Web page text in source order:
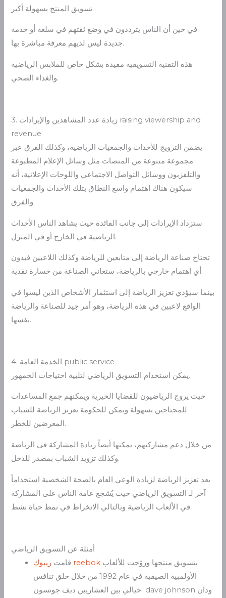
تسويق المنتج بسهولة أكبر.
في حين أن الناس يترددون في وضع ثقتهم في سلعة أو خدمة
جديدة ليس لديهم معرفة مباشرة بها.
هذه التقنية التسويقية مفيدة بشكل خاص للملابس الرياضية
والغذاء الصحي.
3. زيادة عدد المشاهدين والإيرادات raising viewership and
revenue
يضمن الترويج للأحداث والجمعيات الرياضية، وكذلك الفرق عبر
مجموعة متنوعة من المنصات مثل وسائل الإعلام المطبوعة
والتلفزيون ووسائل التواصل الاجتماعي واللوحات الإعلانية، أنه
سيكون هناك اهتمام واسع النطاق بتلك الأحداث والجمعيات
والفرق.
ستزداد الإيرادات إلى جانب الفائدة حيث يشاهد الناس الأحداث
الرياضية في الخارج أو في المنزل.
تحتاج صناعة الرياضة إلى متابعين للرياضة وكذلك اللاعبين فبدون
أي اهتمام خارجي بالرياضة، ستعاني الصناعة من خسارة نقدية.
بينما سيؤدي تعزيز الرياضة إلى استثمار الأشخاص الذين ليسوا في
الواقع لاعبين في هذه الرياضة، وهو أمر جيد للصناعة والرياضة
نفسها.
4. الخدمة العامة public service
يمكن استخدام التسويق الرياضي لتلبية احتياجات الجمهور.
حيث يروج الرياضيون للقضايا الخيرية ويمكنهم جمع المساعدات
للمحتاجين بسهولة ويمكن للحكومة تعزيز الرياضة للشباب
المعرضين للخطر.
من خلال دعم مشاركتهم، يمكنها أيضاً زيادة المشاركة في الرياضة
وكذلك تزويد الشباب بمصدر للدخل.
يعد تعزيز الرياضة لزيادة الوعي العام بالصحة الشخصية استخداماً
آخر لـ التسويق الرياضي حيث يُشجع عامة الناس على المشاركة
في الألعاب الرياضية وبالتالي الانخراط في نمط حياة نشط.
أمثلة عن التسويق الرياضي
قامت ريبوك reebok
الأولمبية الصيفية في عام 1992 من خلال خلق تنافس
خيالي بين العشاريين ديف جونسون dave johnson ودان